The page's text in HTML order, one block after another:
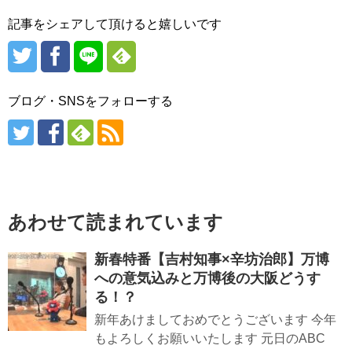
記事をシェアして頂けると嬉しいです
ブログ・SNSをフォローする
あわせて読まれています
新春特番【吉村知事×辛坊治郎】万博
への意気込みと万博後の大阪どうす
る！？
新年あけましておめでとうございます 今年
もよろしくお願いいたします 元日のABC